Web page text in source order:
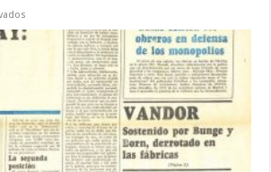
de
Argentinos
–
15
de
agosto
de
1968